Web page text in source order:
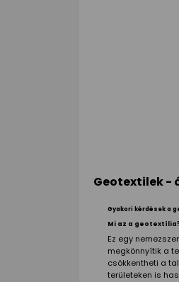
Geotextilek -
Gyakori kérdések a
Mi az a
Ez egy
megkönnyítik a
csökkentheti a
területeken is